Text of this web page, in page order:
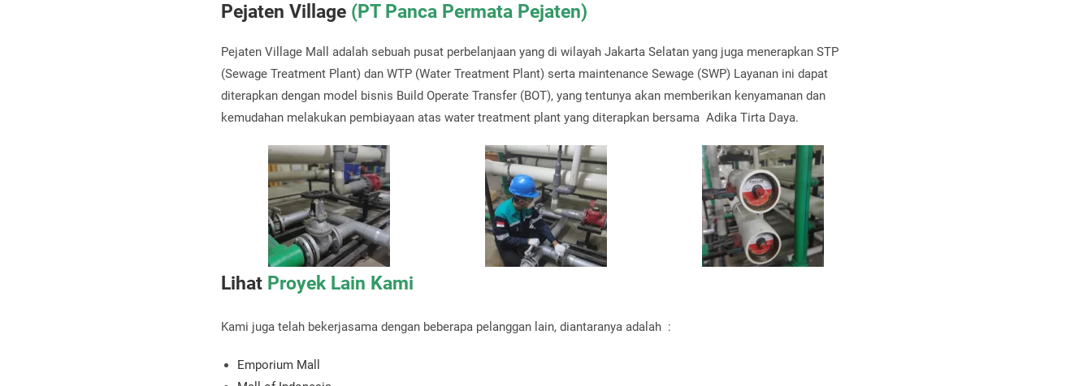
Pejaten Village (PT Panca Permata Pejaten)
Pejaten Village Mall adalah sebuah pusat perbelanjaan yang di wilayah Jakarta Selatan yang juga menerapkan STP
(Sewage Treatment Plant) dan WTP (Water Treatment Plant) serta maintenance Sewage (SWP) Layanan ini dapat
diterapkan dengan model bisnis Build Operate Transfer (BOT), yang tentunya akan memberikan kenyamanan dan
kemudahan melakukan pembiayaan atas water treatment plant yang diterapkan bersama Adika Tirta Daya.
Lihat Proyek Lain Kami
Kami juga telah bekerjasama dengan beberapa pelanggan lain, diantaranya adalah :
Emporium Mall